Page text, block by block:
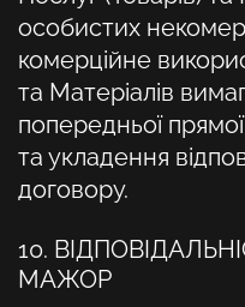
особистих
комерційне
та Матеріалів
попередньої
та укладення
договору.
10.
МАЖОР